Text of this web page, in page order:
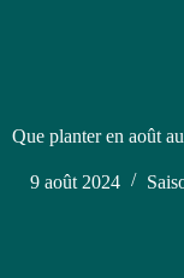
Que planter en août
9 août 2024